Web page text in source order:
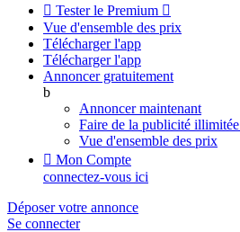
 Tester le Premium 
Vue d'ensemble des prix
Télécharger l'app
Télécharger l'app
Annoncer gratuitement
b
Annoncer maintenant
Faire de la publicité illimitée
Vue d'ensemble des prix
 Mon Compte
connectez-vous ici
Déposer votre annonce
Se connecter